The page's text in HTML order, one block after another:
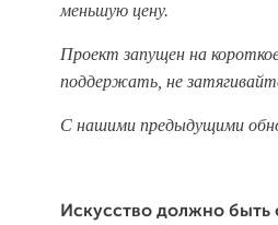
меньшую цену.
Проект запущен на
поддержать, не
С нашими предыдущими
Искусство должно